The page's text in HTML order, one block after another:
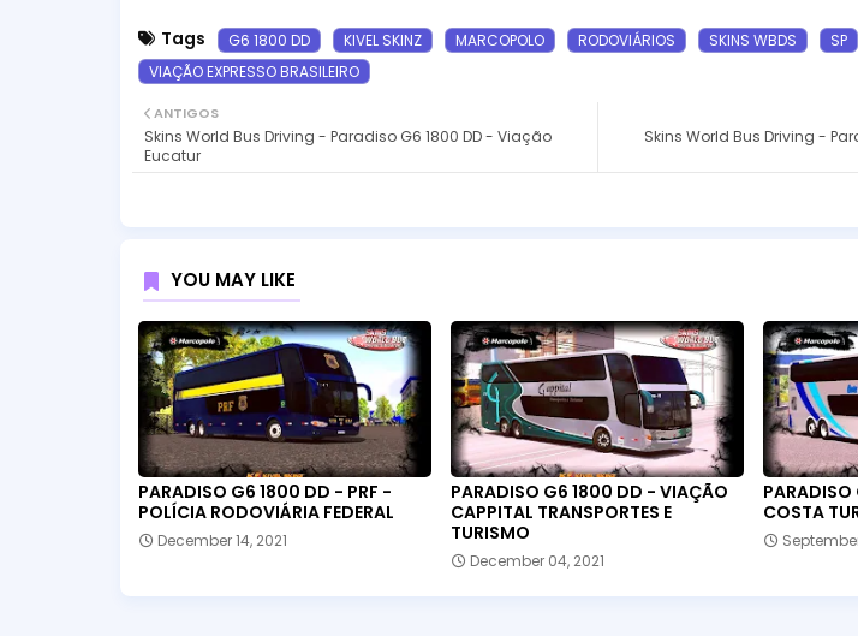
Tags G6 1800 DD KIVEL SKINZ MARCOPOLO RODOVIÁRIOS SKINS WBDS
SP
VIAÇÃO EXPRESSO BRASILEIRO
Skins World Bus Driving -
ANTIGOS
Skins World Bus Driving - Paradiso G6 1800 DD - Viação
Eucatur
YOU MAY LIKE
PARADISO G6 1800 DD - PRF -
POLÍCIA RODOVIÁRIA FEDERAL
December 14, 2021
PARADISO G6 1800 DD - VIAÇÃO
CAPPITAL TRANSPORTES E
TURISMO
December 04, 2021
COSTA
September